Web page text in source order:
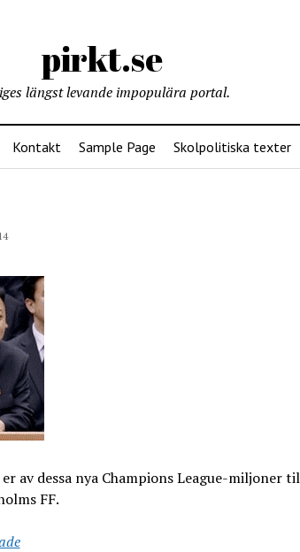
pirkt.se
längst levande impopulära portal.
Kontakt Sample Page Skolpolitiska texter
av dessa nya Champions League-miljoner
FF.